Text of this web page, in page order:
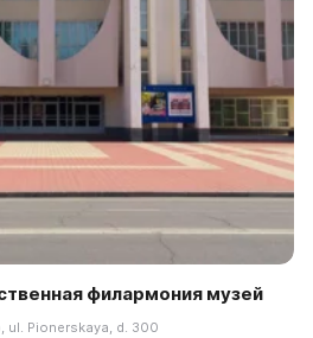
филармония музей
ul. Pionerskaya, d. 300